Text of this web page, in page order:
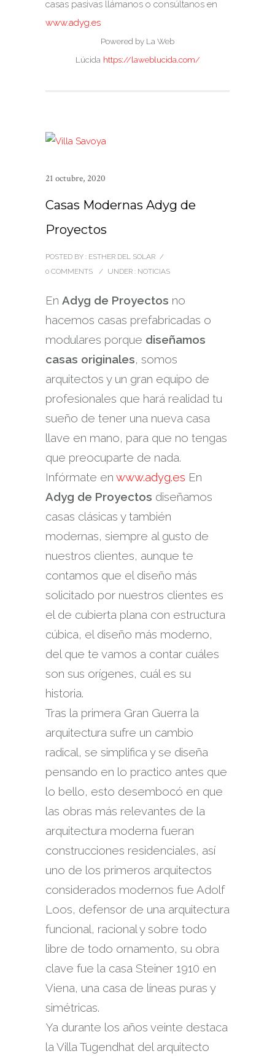
casas pasivas llámanos o consúltanos en
www.adyg.es
Powered by La Web
Lúcida https://laweblucida.com/
21 octubre, 2020
Casas Modernas Adyg de
Proyectos
POSTED BY : ESTHER DEL SOLAR /
0 COMMENTS
/ UNDER : NOTICIAS
En Adyg de Proyectos no
hacemos casas prefabricadas o
modulares porque diseñamos
casas originales, somos
arquitectos y un gran equipo de
profesionales que hará realidad tu
sueño de tener una nueva casa
llave en mano, para que no tengas
que preocuparte de nada.
Infórmate en www.adyg.es En
Adyg de Proyectos diseñamos
casas clásicas y también
modernas, siempre al gusto de
nuestros clientes, aunque te
contamos que el diseño más
solicitado por nuestros clientes es
el de cubierta plana con estructura
cúbica, el diseño más moderno,
del que te vamos a contar cuáles
son sus orígenes, cuál es su
historia.
Tras la primera Gran Guerra la
arquitectura sufre un cambio
radical, se simplifica y se diseña
pensando en lo practico antes que
lo bello, esto desembocó en que
las obras más relevantes de la
arquitectura moderna fueran
construcciones residenciales, así
uno de los primeros arquitectos
considerados modernos fue Adolf
Loos, defensor de una arquitectura
funcional, racional y sobre todo
libre de todo ornamento, su obra
clave fue la casa Steiner 1910 en
Viena, una casa de líneas puras y
simétricas.
Ya durante los años veinte destaca
la Villa Tugendhat del arquitecto